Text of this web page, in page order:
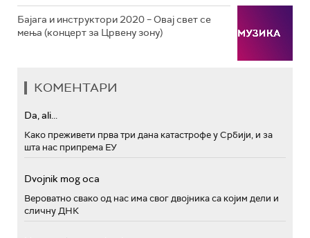
Бајага и инструктори 2020 – Овај свет се
мења (концерт за Црвену зону)
КОМЕНТАРИ
Da, ali...
Како преживети прва три дана катастрофе у Србији, и за
шта нас припрема ЕУ
Dvojnik mog oca
Вероватно свако од нас има свог двојника са којим дели и
сличну ДНК